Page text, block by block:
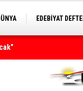
EDEBİYAT